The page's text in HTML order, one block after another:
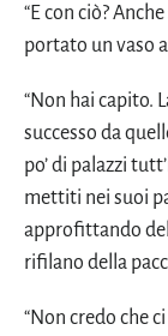
“E con ciò?
portato un vaso
“Non hai capito.
successo da
po’ di palazzi
mettiti nei suoi
approfittando
rifilano della
“Non credo che